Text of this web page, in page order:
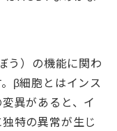
う）の機能に関わ
β細胞とはインス
異があると、イ
特の異常が生じ